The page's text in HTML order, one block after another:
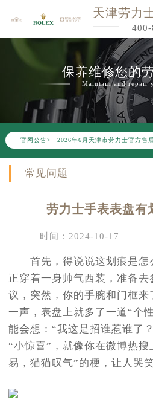
天津劳力
保养维修您的
Maintain and repair
官网公告>
2026年6月劳力士天津市售后服
2026年6月天津市劳力士官方售
2026年6月劳力士售后服务中心
节假日正常营业！
常见问题
劳力士手表表盘有
时间：2024-10-17
首先，得说说这划痕是怎
正穿着一身帅气西装，准备
议，突然，你的手腕和门框来
一声，表盘上就多了一道“个
能会想：“我这是招谁惹谁了
“小惊喜”，就像你在微博热
易，猫猫叹气”的梗，让人哭笑